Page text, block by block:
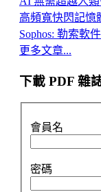
高頻寬快閃記憶
Sophos: 勒索軟
更多文章...
下載 PDF 雜
會員名
密碼